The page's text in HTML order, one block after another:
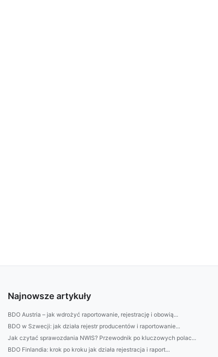
Najnowsze artykuły
BDO Austria – jak wdrożyć raportowanie, rejestrację i obowią...
BDO w Szwecji: jak działa rejestr producentów i raportowanie...
Jak czytać sprawozdania NWIS? Przewodnik po kluczowych polac...
BDO Finlandia: krok po kroku jak działa rejestracja i raport...